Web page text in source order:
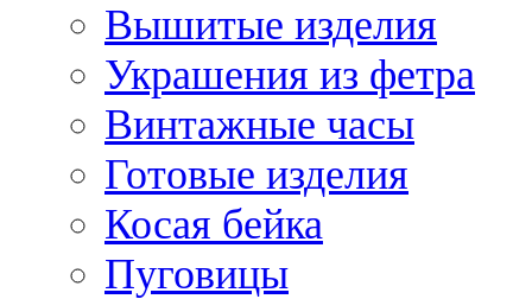
Вышитые изделия
Украшения из фетра
Винтажные часы
Готовые изделия
Косая бейка
Пуговицы